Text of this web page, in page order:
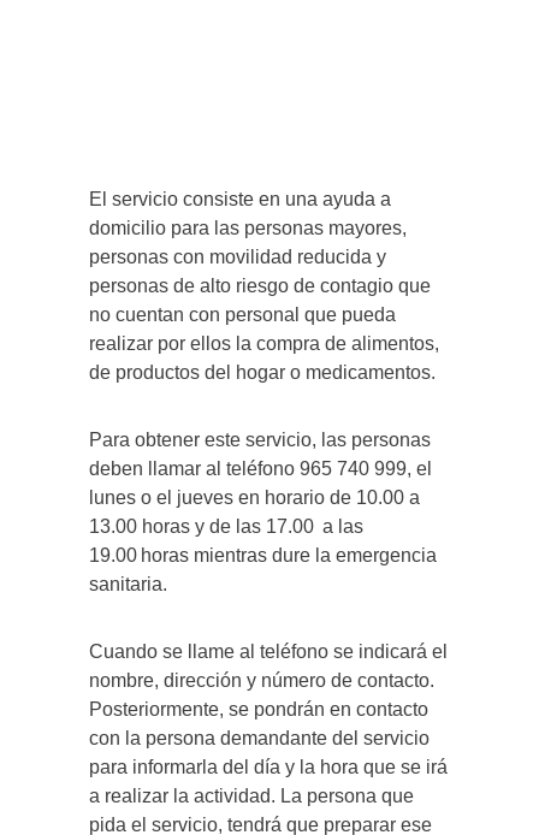
El servicio consiste en una ayuda a
domicilio para las personas mayores,
personas con movilidad reducida y
personas de alto riesgo de contagio que
no cuentan con personal que pueda
realizar por ellos la compra de alimentos,
de productos del hogar o medicamentos.
Para obtener este servicio, las personas
deben llamar al teléfono 965 740 999, el
lunes o el jueves en horario de 10.00 a
13.00 horas y de las 17.00 a las
19.00 horas mientras dure la emergencia
sanitaria.
Cuando se llame al teléfono se indicará el
nombre, dirección y número de contacto.
Posteriormente, se pondrán en contacto
con la persona demandante del servicio
para informarla del día y la hora que se irá
a realizar la actividad. La persona que
pida el servicio, tendrá que preparar ese